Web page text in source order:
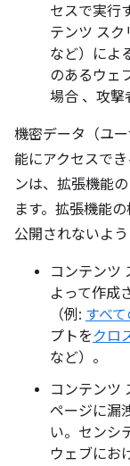
セスで実行
テンツ スク
など）によ
のあるウェ
場合 、攻撃
機密データ（ユ
能にアクセスで
ンは、拡張機能
ます。拡張機能
公開されないよう
コンテンツ
よって作成
（例: すべ
プトをクロ
など）。
コンテンツ
ページに漏
い。センシ
ウェブにお